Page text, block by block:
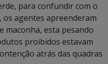
para confundir com o
agentes apreenderam
maconha, esta pesando
proibidos estavam
atrás das quadras